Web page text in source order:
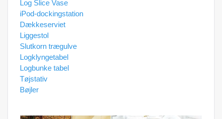
Log Slice Vase
iPod-dockingstation
Dækkeserviet
Liggestol
Slutkorn trægulve
Logklyngetabel
Logbunke tabel
Tøjstativ
Bøjler